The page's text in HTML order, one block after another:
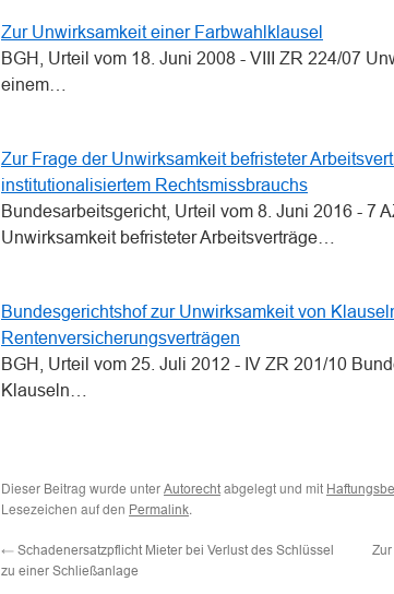
Zur Unwirksamkeit einer Farbwahlklausel
BGH, Urteil vom 18. Juni 2008 - VIII ZR 224/07
einem…
Zur Frage der Unwirksamkeit befristeter
institutionalisiertem Rechtsmissbrauchs
Bundesarbeitsgericht, Urteil vom 8. Juni 2016 - 7
Unwirksamkeit befristeter Arbeitsverträge…
Bundesgerichtshof zur Unwirksamkeit von
Rentenversicherungsverträgen
BGH, Urteil vom 25. Juli 2012 - IV ZR 201/10
Klauseln…
Dieser Beitrag wurde unter Autorecht abgelegt und mit
Lesezeichen auf den Permalink.
← Schadenersatzpflicht Mieter bei Verlust des Schlüssel
zu einer Schließanlage